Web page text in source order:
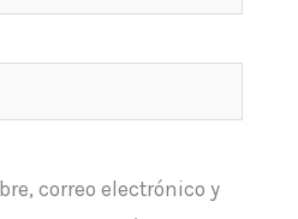
correo electrónico y